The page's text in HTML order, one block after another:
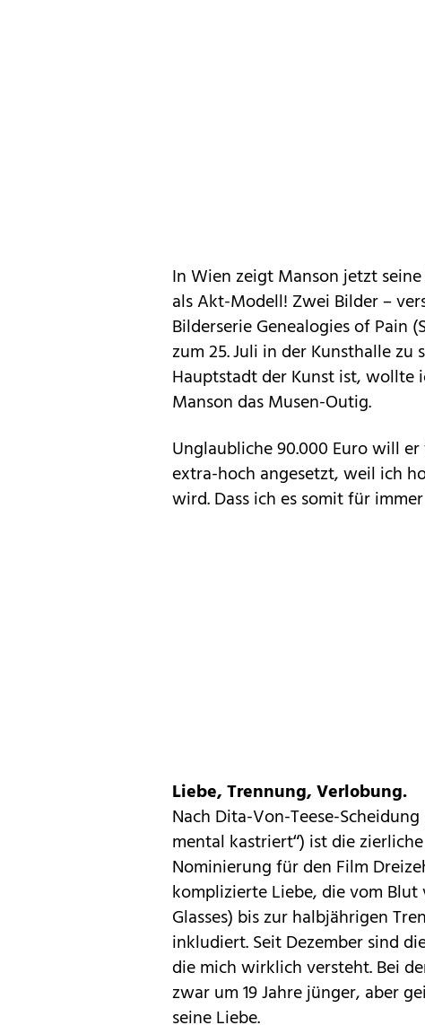
In Wien zeigt Manson jetzt
als Akt-Modell! Zwei Bilder –
Bilderserie Genealogies of Pain
zum 25. Juli in der Kunsthalle
Hauptstadt der Kunst ist, wollte
Manson das Musen-Outig.
Unglaubliche 90.000 Euro will
extra-hoch angesetzt, weil ich
wird. Dass ich es somit für
Liebe, Trennung, Verlobung.
Nach Dita-Von-Teese-
mental kastriert“) ist die
Nominierung für den Film
komplizierte Liebe, die vom
Glasses) bis zur halbjährigen
inkludiert. Seit Dezember sind
die mich wirklich versteht. Bei
zwar um 19 Jahre jünger, aber
seine Liebe.